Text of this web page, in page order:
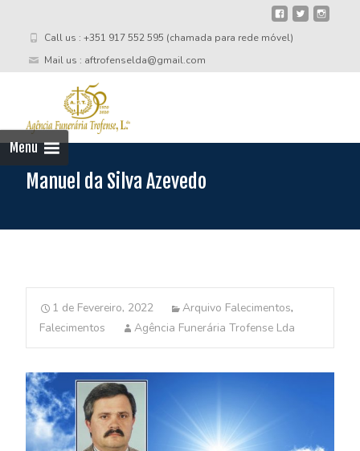
Call us : +351 917 552 595 (chamada para rede móvel)
Mail us : aftrofenselda@gmail.com
Menu
Manuel da Silva Azevedo
1 de Fevereiro, 2022 Arquivo Falecimentos,
Falecimentos
Agência Funerária Trofense Lda